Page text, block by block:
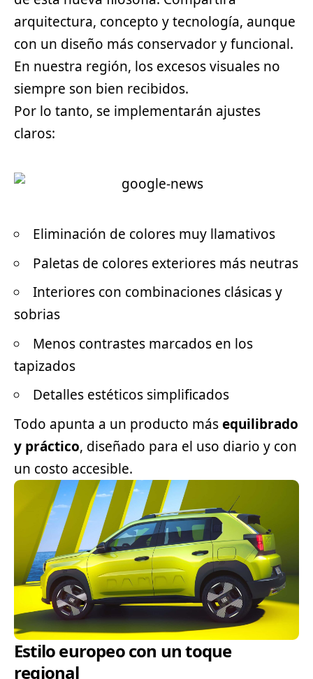
arquitectura, concepto y tecnología, aunque
con un diseño más conservador y funcional.
En nuestra región, los excesos visuales no
siempre son bien recibidos.
Por lo tanto, se implementarán ajustes
claros:
Eliminación de colores muy llamativos
Paletas de colores exteriores más neutras
Interiores con combinaciones clásicas y
sobrias
Menos contrastes marcados en los
tapizados
Detalles estéticos simplificados
Todo apunta a un producto másequilibrado
y práctico, diseñado para el uso diario y con
un costo accesible.
Estilo europeo con un toque
regional